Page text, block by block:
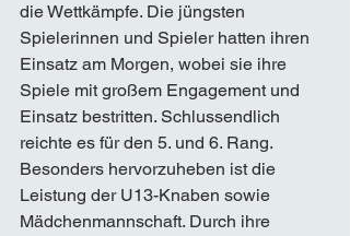
die Wettkämpfe. Die jüngsten
Spielerinnen und Spieler hatten ihren
Einsatz am Morgen, wobei sie ihre
Spiele mit großem Engagement und
Einsatz bestritten. Schlussendlich
reichte es für den 5. und 6. Rang.
Besonders hervorzuheben ist die
Leistung der U13-Knaben sowie
Mädchenmannschaft. Durch ihre